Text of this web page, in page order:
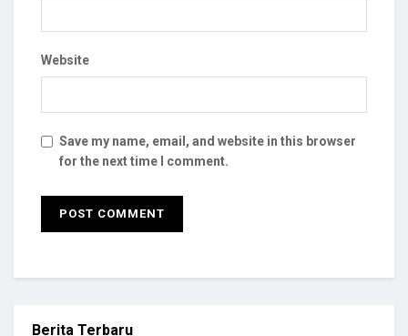
Website
Save my name, email, and website in this browser
for the next time I comment.
Berita Terbaru